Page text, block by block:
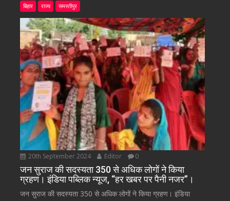
बिहार राज्य समस्तीपुर
20th September 2024 Editor 0
जन सुराज की सदस्यता 350 से अधिक लोगों ने किया
ग्रहण। इंडिया पब्लिक न्यूज, “हर खबर पर पैनी नजर”।
जन सुराज की सदस्यता 350 से अधिक लोगों ने किया ग्रहण। इंडिया